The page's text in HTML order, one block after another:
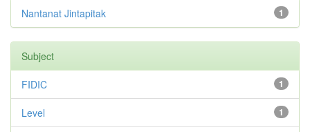
1
Nantanat Jintapitak
Subject
1
FIDIC
1
Level